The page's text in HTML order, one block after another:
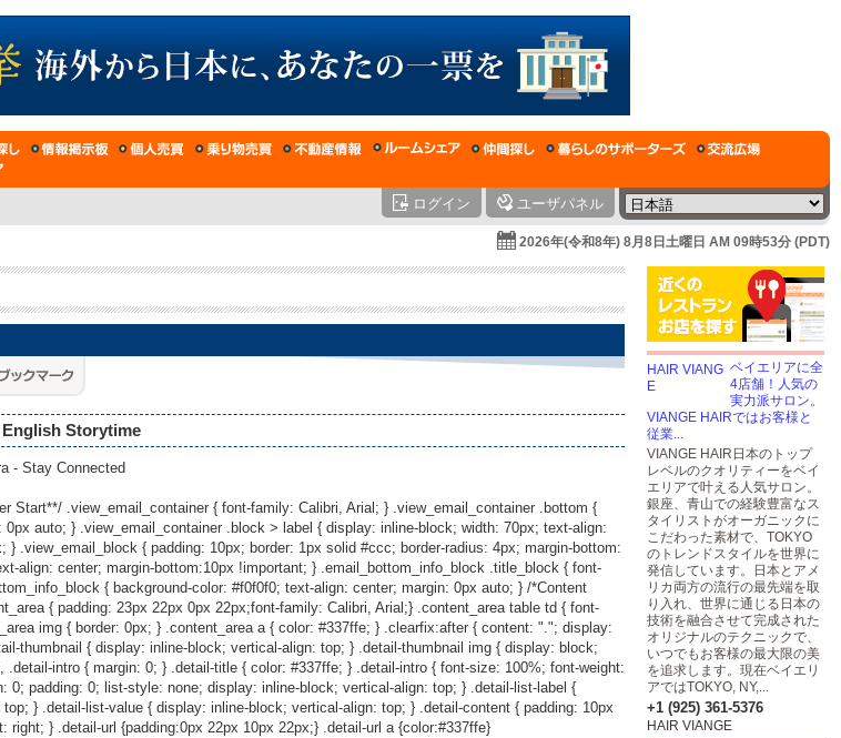
ログイン ユーザパネル
2026年(令和8年) 8月8日土曜日 AM 09時53分 (PDT)
Storytime
- Stay Connected
Start**/ .view_email_container { font-family: Calibri, Arial; } .view_email_container .bottom {
auto; } .view_email_container .block > label { display: inline-block; width: 70px; text-align:
} .view_email_block { padding: 10px; border: 1px solid #ccc; border-radius: 4px; margin-bottom:
align: center; margin-bottom:10px !important; } .email_bottom_info_block .title_block { font-
{ background-color: #f0f0f0; text-align: center; margin: 0px auto; } /*Content
{ padding: 23px 22px 0px 22px;font-family: Calibri, Arial;} .content_area table td { font-
img { border: 0px; } .content_area a { color: #337ffe; } .clearfix:after { content: "."; display:
thumbnail { display: inline-block; vertical-align: top; } .detail-thumbnail img { display: block;
intro { margin: 0; } .detail-title { color: #337ffe; } .detail-intro { font-size: 100%; font-weight:
padding: 0; list-style: none; display: inline-block; vertical-align: top; } .detail-list-label {
} .detail-list-value { display: inline-block; vertical-align: top; } .detail-content { padding: 10px
} .detail-url {padding:0px 22px 10px 22px;} .detail-url a {color:#337ffe}
ベイエリアに全
4店舗！人気の
実力派サロン。
VIANGE HAIRではお客様と
従業...
VIANGE HAIR日本のトップ
レベルのクオリティーをベイ
エリアで叶える人気サロン。
銀座、青山での経験豊富なス
タイリストがオーガニックに
こだわった素材で、TOKYO
のトレンドスタイルを世界に
発信しています。日本とアメ
リカ両方の流行の最先端を取
り入れ、世界に通じる日本の
技術を融合させて完成された
オリジナルのテクニックで、
いつでもお客様の最大限の美
を追求します。現在ベイエリ
アではTOKYO, NY,...
+1 (925) 361-5376
HAIR VIANGE